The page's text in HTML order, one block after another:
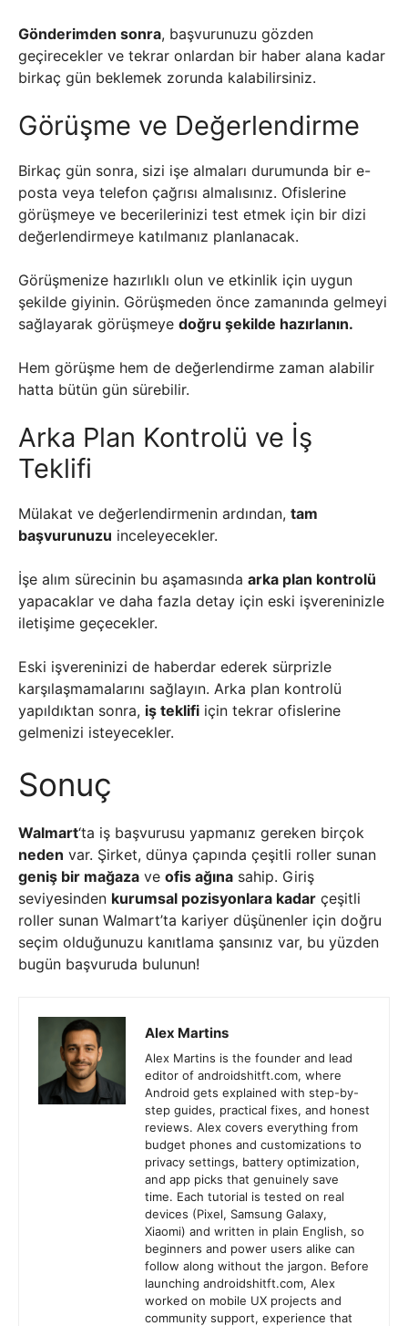
Gönderimden sonra, başvurunuzu gözden
geçirecekler ve tekrar onlardan bir haber alana kadar
birkaç gün beklemek zorunda kalabilirsiniz.
Görüşme ve Değerlendirme
Birkaç gün sonra, sizi işe almaları durumunda bir e-
posta veya telefon çağrısı almalısınız. Ofislerine
görüşmeye ve becerilerinizi test etmek için bir dizi
değerlendirmeye katılmanız planlanacak.
Görüşmenize hazırlıklı olun ve etkinlik için uygun
şekilde giyinin. Görüşmeden önce zamanında gelmeyi
sağlayarak görüşmeye doğru şekilde hazırlanın.
Hem görüşme hem de değerlendirme zaman alabilir
hatta bütün gün sürebilir.
Arka Plan Kontrolü ve İş
Teklifi
Mülakat ve değerlendirmenin ardından, tam
başvurunuzu inceleyecekler.
İşe alım sürecinin bu aşamasında arka plan kontrolü
yapacaklar ve daha fazla detay için eski işvereninizle
iletişime geçecekler.
Eski işvereninizi de haberdar ederek sürprizle
karşılaşmamalarını sağlayın. Arka plan kontrolü
yapıldıktan sonra, iş teklifi için tekrar ofislerine
gelmenizi isteyecekler.
Sonuç
Walmart‘ta iş başvurusu yapmanız gereken birçok
neden var. Şirket, dünya çapında çeşitli roller sunan
geniş bir mağaza ve ofis ağına sahip. Giriş
seviyesinden kurumsal pozisyonlara kadar çeşitli
roller sunan Walmart’ta kariyer düşünenler için doğru
seçim olduğunuzu kanıtlama şansınız var, bu yüzden
bugün başvuruda bulunun!
Alex Martins
Alex Martins is the founder and lead
editor of androidshitft.com, where
Android gets explained with step-by-
step guides, practical fixes, and honest
reviews. Alex covers everything from
budget phones and customizations to
privacy settings, battery optimization,
and app picks that genuinely save
time. Each tutorial is tested on real
devices (Pixel, Samsung Galaxy,
Xiaomi) and written in plain English, so
beginners and power users alike can
follow along without the jargon. Before
launching androidshitft.com, Alex
worked on mobile UX projects and
community support, experience that